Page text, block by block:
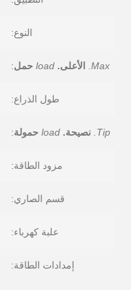
النوع:
Max. الأعلى. load حمل:
طول الذراع:
Tip. نصيحة. load حمولة:
مزود الطاقة:
قسم الصاري:
علبة كهرباء:
إمدادات الطاقة: